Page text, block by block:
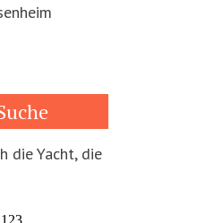
die Yacht, die